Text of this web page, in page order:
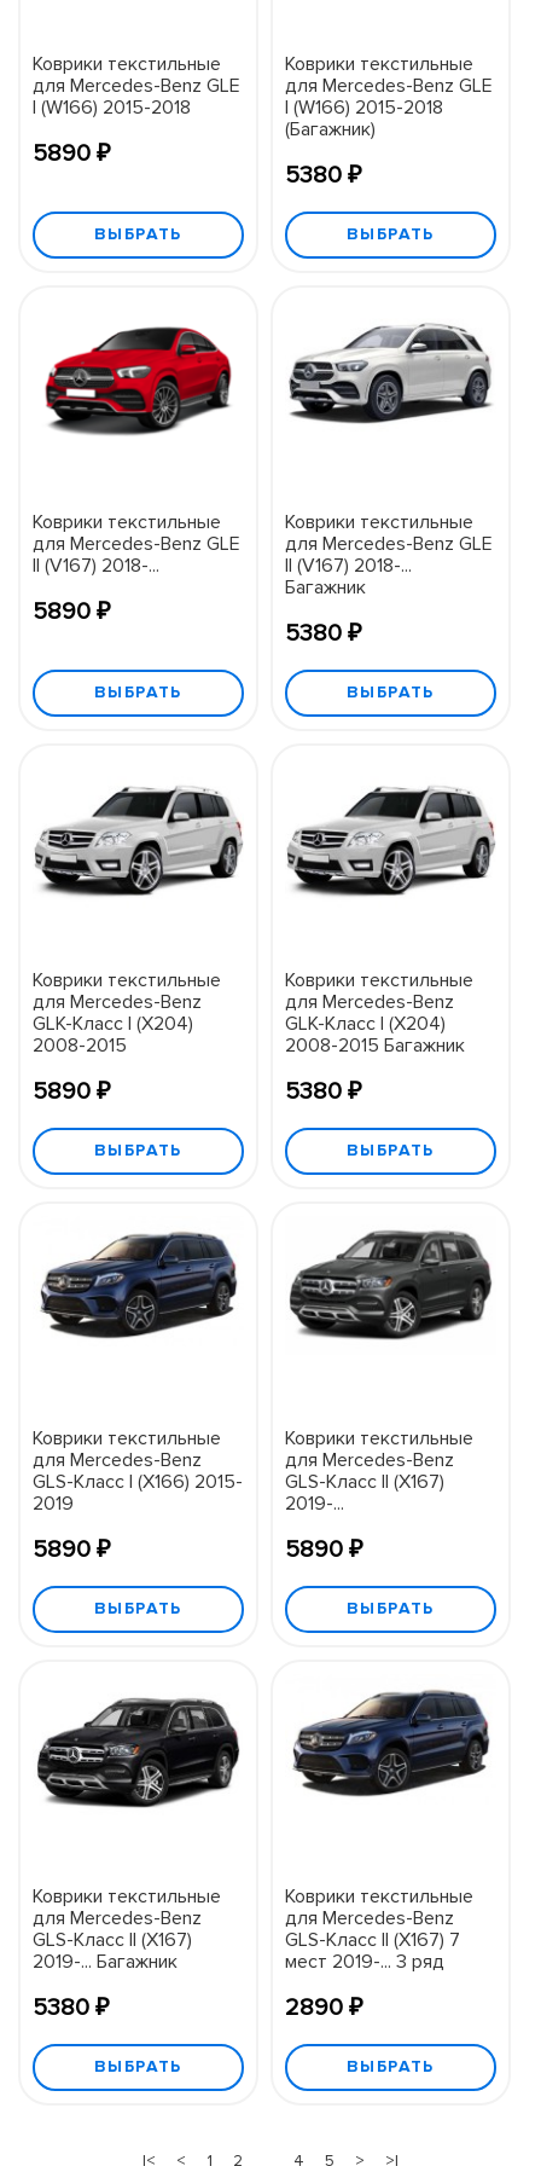
Коврики текстильные
для Mercedes-Benz GLE
I (W166) 2015-2018
5890 ₽
ВЫБРАТЬ
Коврики текстильные
для Mercedes-Benz GLE
I (W166) 2015-2018
(Багажник)
5380 ₽
ВЫБРАТЬ
Коврики текстильные
для Mercedes-Benz GLE
II (V167) 2018-...
5890 ₽
ВЫБРАТЬ
Коврики текстильные
для Mercedes-Benz GLE
II (V167) 2018-...
Багажник
5380 ₽
ВЫБРАТЬ
Коврики текстильные
для Mercedes-Benz
GLK-Класс I (X204)
2008-2015
5890 ₽
ВЫБРАТЬ
Коврики текстильные
для Mercedes-Benz
GLK-Класс I (X204)
2008-2015 Багажник
5380 ₽
ВЫБРАТЬ
Коврики текстильные
для Mercedes-Benz
GLS-Класс I (X166) 2015-
2019
5890 ₽
ВЫБРАТЬ
Коврики текстильные
для Mercedes-Benz
GLS-Класс II (X167)
2019-...
5890 ₽
ВЫБРАТЬ
Коврики текстильные
для Mercedes-Benz
GLS-Класс II (X167)
2019-... Багажник
5380 ₽
ВЫБРАТЬ
Коврики текстильные
для Mercedes-Benz
GLS-Класс II (X167) 7
мест 2019-... 3 ряд
2890 ₽
ВЫБРАТЬ
|< < 1 2 4 5 > >|